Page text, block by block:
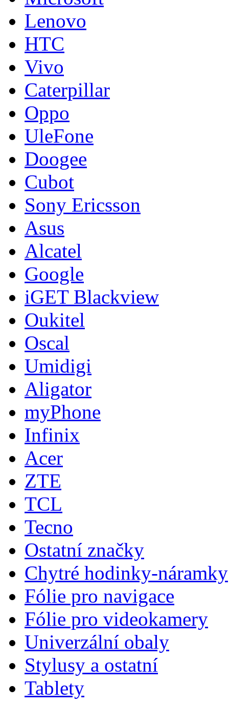
Lenovo
HTC
Vivo
Caterpillar
Oppo
UleFone
Doogee
Cubot
Sony Ericsson
Asus
Alcatel
Google
iGET Blackview
Oukitel
Oscal
Umidigi
Aligator
myPhone
Infinix
Acer
ZTE
TCL
Tecno
Ostatní značky
Chytré hodinky-náramky
Fólie pro navigace
Fólie pro videokamery
Univerzální obaly
Stylusy a ostatní
Tablety